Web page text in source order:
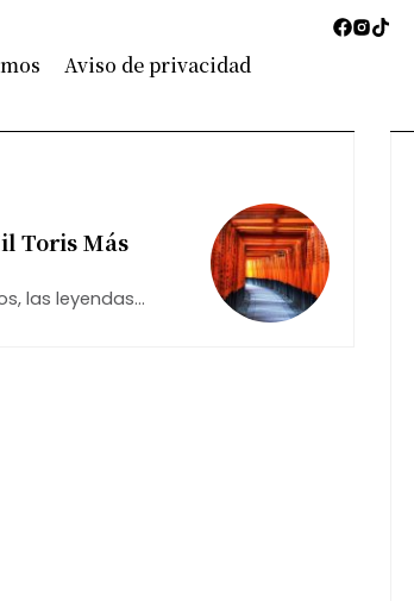
Aviso de privacidad
Toris Más
las leyendas